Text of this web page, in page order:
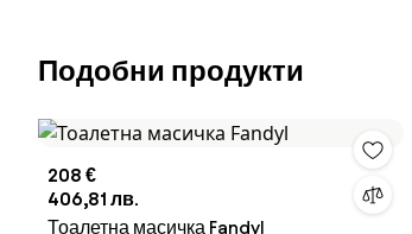
Подобни продукти
208 €
406,81 лв.
Тоалетна масичка Fandyl